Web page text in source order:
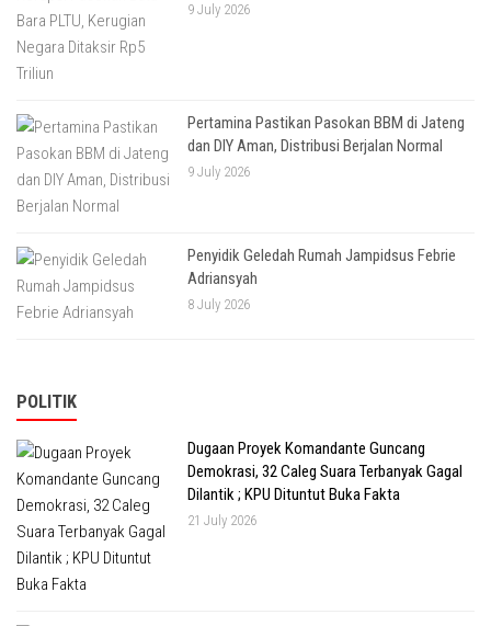
9 July 2026
Pertamina Pastikan Pasokan BBM di Jateng
dan DIY Aman, Distribusi Berjalan Normal
9 July 2026
Penyidik Geledah Rumah Jampidsus Febrie
Adriansyah
8 July 2026
POLITIK
Dugaan Proyek Komandante Guncang
Demokrasi, 32 Caleg Suara Terbanyak Gagal
Dilantik ; KPU Dituntut Buka Fakta
21 July 2026